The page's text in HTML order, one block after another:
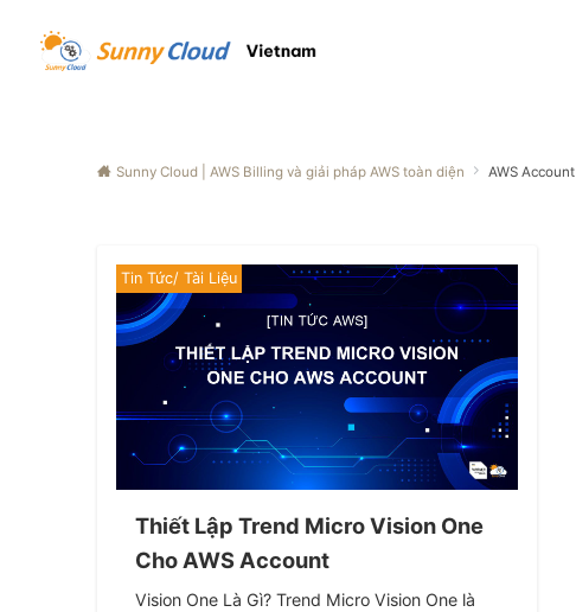
Sunny Cloud | AWS Billing và giải pháp AWS toàn diện AWS Account
Tin Tức/ Tài Liệu
Thiết Lập Trend Micro Vision One
Cho AWS Account
Vision One Là Gì? Trend Micro Vision One là